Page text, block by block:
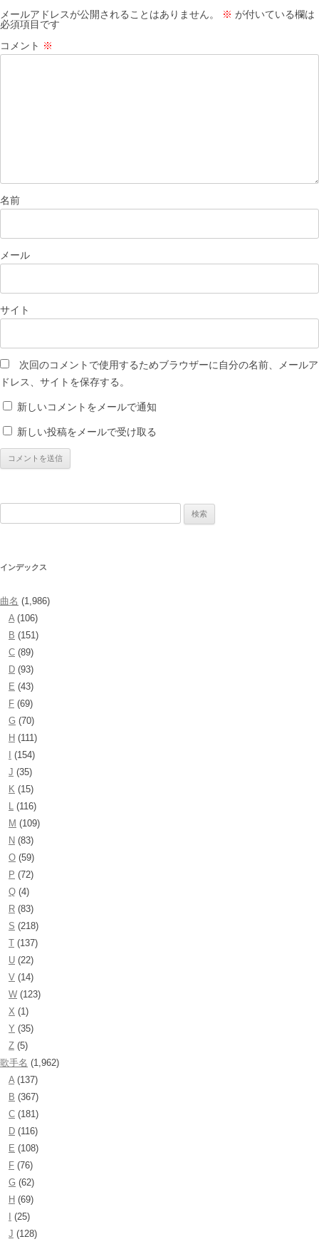
シ
ョ
ン
メールアドレスが公開されることはありません。 ※ が付いている欄は
必須項目です
コメント ※
名前
メール
サイト
次回のコメントで使用するためブラウザーに自分の名前、メールア
ドレス、サイトを保存する。
新しいコメントをメールで通知
新しい投稿をメールで受け取る
インデックス
曲名 (1,986)
A(106)
B (151)
C (89)
D (93)
E (43)
F (69)
G (70)
H (111)
(154)
J (35)
K (15)
L (116)
M (109)
N (83)
O (59)
P (72)
Q (4)
R (83)
S (218)
T (137)
U (22)
V (14)
W (123)
X (1)
Y (35)
Z (5)
歌手名 (1,962)
A(137)
B (367)
C (181)
D (116)
E (108)
F (76)
G (62)
H (69)
(25)
J (128)